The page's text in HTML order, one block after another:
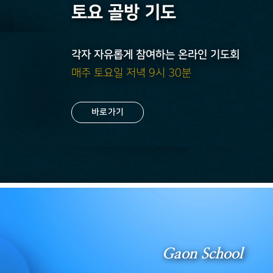
토요 골방 기도
각자 자유롭게 참여하는 온라인 기도회
매주 토요일 저녁 9시 30분
바로가기
Gaon School